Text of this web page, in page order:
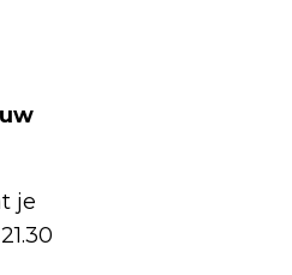
je